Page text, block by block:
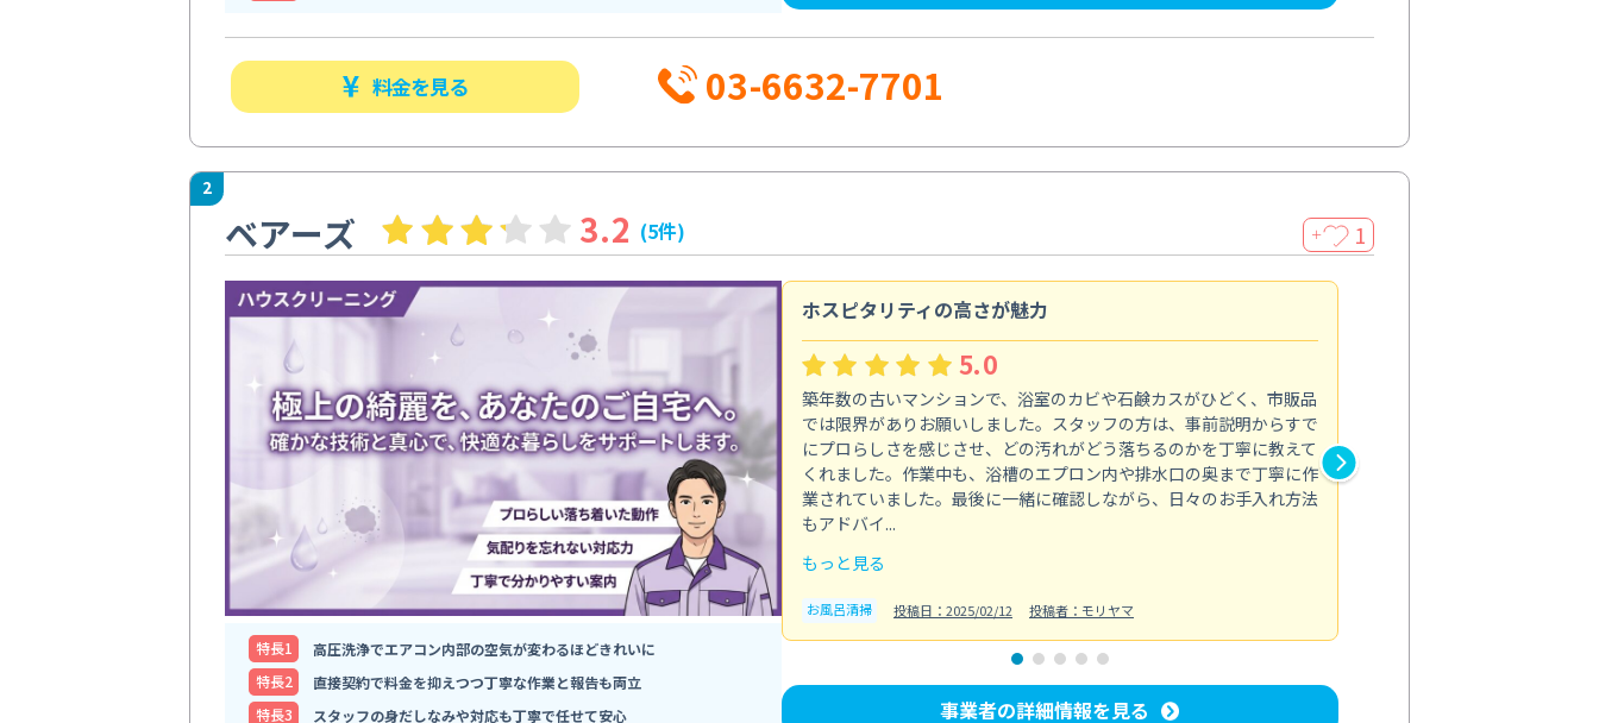
料金を見る 03-6632-7701
2
ベアーズ 3.2 (5件) ＋ 1
特⻑1
高圧洗浄でエアコン内部の空気が変わるほどきれいに
特⻑2
直接契約で料金を抑えつつ丁寧な作業と報告も両立
特⻑3
スタッフの身だしなみや対応も丁寧で任せて安心
ホスピタリティの高さが魅力
5.0
築年数の古いマンションで、浴室のカビや石鹸カスがひどく、市販品
では限界がありお願いしました。スタッフの方は、事前説明からすで
にプロらしさを感じさせ、どの汚れがどう落ちるのかを丁寧に教えて
くれました。作業中も、浴槽のエプロン内や排水口の奥まで丁寧に作
業されていました。最後に一緒に確認しながら、日々のお手入れ方法
もアドバイ...
もっと見る
お風呂清掃 投稿日：2025/02/12 投稿者：モリヤマ
事業者の詳細情報を見る